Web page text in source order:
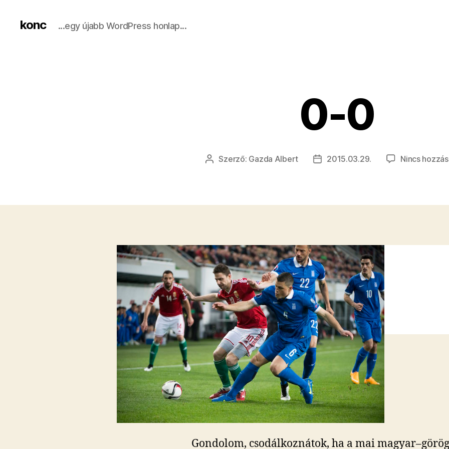
konc ...egy újabb WordPress honlap...
0-0
Bejegyzés
Szerző: Gazda Albert
Bejegyzés
2015.03.29. Nincs
Gondolom, csodálkoznátok, ha a mai